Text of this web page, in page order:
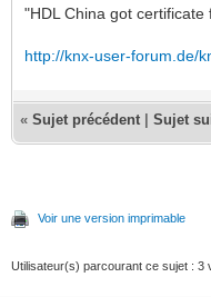
"HDL China got certificate
http://knx-user-forum.de/
« Sujet précédent Sujet
Voir une version imprimable
Utilisateur(s) parcourant ce sujet : 3